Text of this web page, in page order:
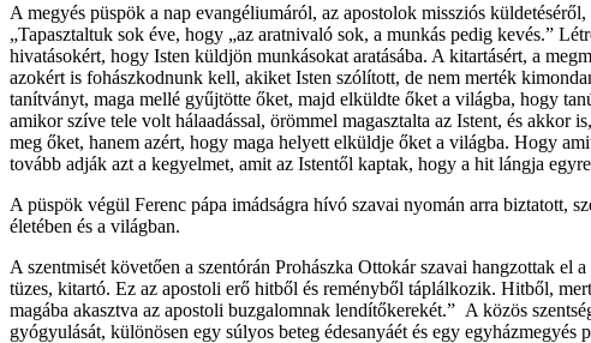
A megyés püspök a nap evangéliumáról, az apostolok missziós
„Tapasztaltuk sok éve, hogy „az aratnivaló sok, a munkás pedig kevés.”
hivatásokért, hogy Isten küldjön munkásokat aratásába. A kitartásért, a
azokért is fohászkodnunk kell, akiket Isten szólított, de nem merték
tanítványt, maga mellé gyűjtötte őket, majd elküldte őket a világba, hogy
amikor szíve tele volt hálaadással, örömmel magasztalta az Istent, és akkor
meg őket, hanem azért, hogy maga helyett elküldje őket a világba. Hogy
tovább adják azt a kegyelmet, amit az Istentől kaptak, hogy a hit lángja
A püspök végül Ferenc pápa imádságra hívó szavai nyomán arra biztatott,
életében és a világban.
A szentmisét követően a szentórán Prohászka Ottokár szavai hangzottak el
tüzes, kitartó. Ez az apostoli erő hitből és reményből táplálkozik. Hitből,
magába akasztva az apostoli buzgalomnak lendítőkerekét.” A közös
gyógyulását, különösen egy súlyos beteg édesanyáét és egy egyházmegyés